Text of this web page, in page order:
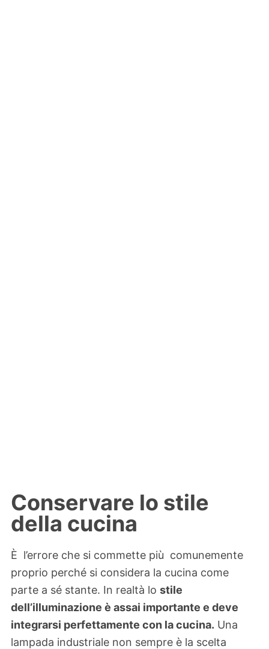
Conservare lo stile
della cucina
È l’errore che si commette più comunemente
proprio perché si considera la cucina come
parte a sé stante. In realtà lo stile
dell’illuminazione è assai importante e deve
integrarsi perfettamente con la cucina. Una
lampada industriale non sempre è la scelta